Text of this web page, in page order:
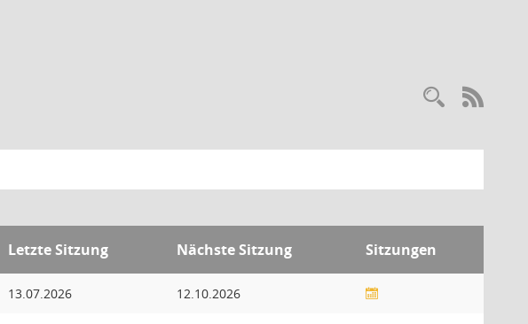
Letzte Sitzung Nächste Sitzung Sitzungen
13.07.2026 12.10.2026